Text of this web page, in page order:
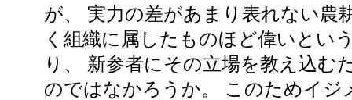
が、 実力の差があまり表れない農
く組織に属したものほど偉いとい
り、 新参者にその立場を教え込む
のではなかろうか。 このためイジ